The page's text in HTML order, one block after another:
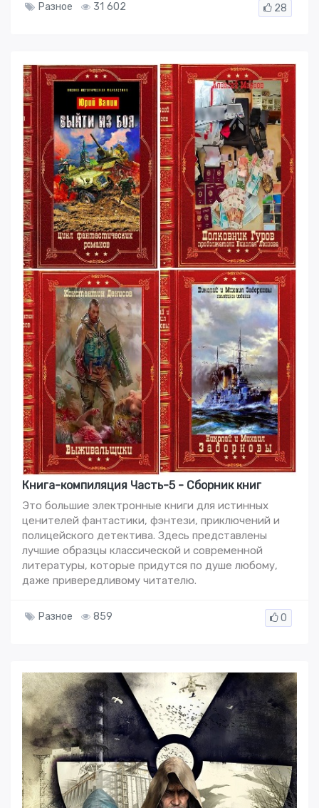
Разное 31 602 28
Книга-компиляция Часть-5 - Сборник книг
Это большие электронные книги для истинных
ценителей фантастики, фэнтези, приключений и
полицейского детектива. Здесь представлены
лучшие образцы классической и современной
литературы, которые придутся по душе любому,
даже привередливому читателю.
Разное 859 0